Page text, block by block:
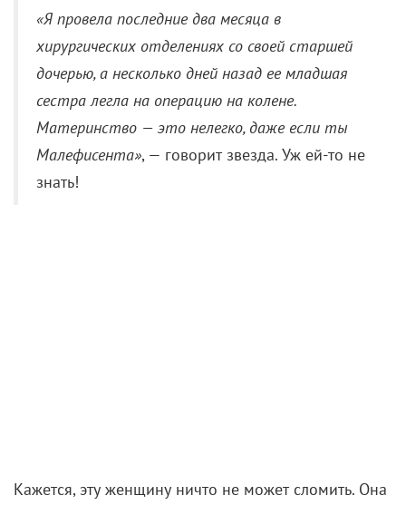
«Я провела последние два месяца в
хирургических отделениях со своей старшей
дочерью, а несколько дней назад ее младшая
сестра легла на операцию на колене.
Материнство — это нелегко, даже если ты
Малефисента», — говорит звезда. Уж ей-то не
знать!
Кажется, эту женщину ничто не может сломить. Она